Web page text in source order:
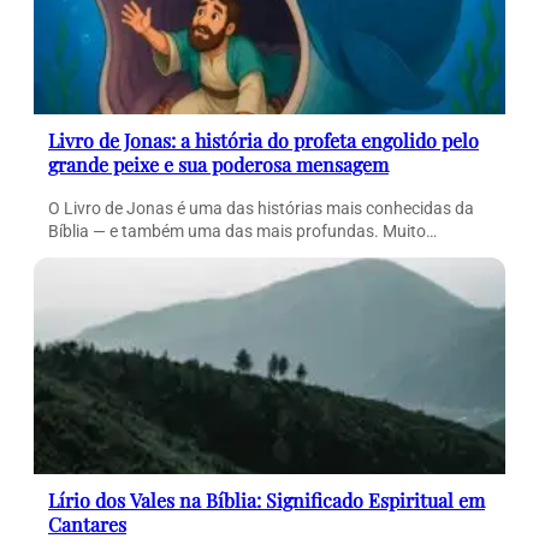
Livro de Jonas: a história do profeta engolido pelo
grande peixe e sua poderosa mensagem
O Livro de Jonas é uma das histórias mais conhecidas da
Bíblia — e também uma das mais profundas. Muito…
Lírio dos Vales na Bíblia: Significado Espiritual em
Cantares